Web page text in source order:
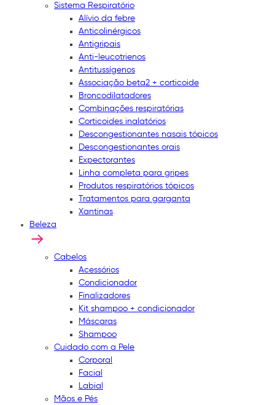
Sistema Respiratório
Alívio da febre
Anticolinérgicos
Antigripais
Anti-leucotrienos
Antitussígenos
Associação beta2 + corticoide
Broncodilatadores
Combinações respiratórias
Corticoides inalatórios
Descongestionantes nasais tópicos
Descongestionantes orais
Expectorantes
Linha completa para gripes
Produtos respiratórios tópicos
Tratamentos para garganta
Xantinas
Beleza
Cabelos
Acessórios
Condicionador
Finalizadores
Kit shampoo + condicionador
Máscaras
Shampoo
Cuidado com a Pele
Corporal
Facial
Labial
Mãos e Pés